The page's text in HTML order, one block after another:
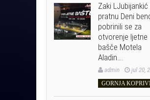
Zaki LJubijankić
pratnu Deni
pobrinili se za
otvorenje ljetne
bašče Motela
Aladin….
admin jul 20,
GORNJA